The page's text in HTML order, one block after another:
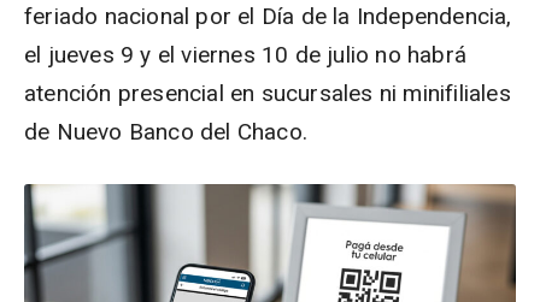
feriado nacional por el Día de la Independencia,
el jueves 9 y el viernes 10 de julio no habrá
atención presencial en sucursales ni minifiliales
de Nuevo Banco del Chaco.